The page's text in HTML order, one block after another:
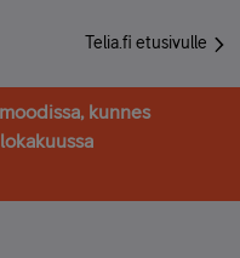
Telia.fi etusivulle
kunnes